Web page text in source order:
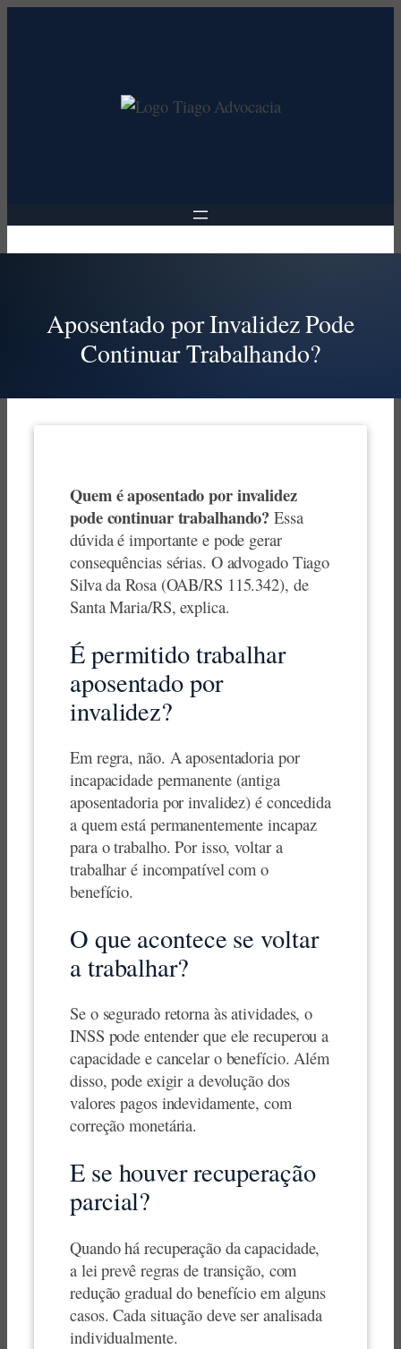
Aposentado por Invalidez Pode
Continuar Trabalhando?
Quem é aposentado por invalidez
pode continuar trabalhando? Essa
dúvida é importante e pode gerar
consequências sérias. O advogado Tiago
Silva da Rosa (OAB/RS 115.342), de
Santa Maria/RS, explica.
É permitido trabalhar
aposentado por
invalidez?
Em regra, não. A aposentadoria por
incapacidade permanente (antiga
aposentadoria por invalidez) é concedida
a quem está permanentemente incapaz
para o trabalho. Por isso, voltar a
trabalhar é incompatível com o
benefício.
O que acontece se voltar
a trabalhar?
Se o segurado retorna às atividades, o
INSS pode entender que ele recuperou a
capacidade e cancelar o benefício. Além
disso, pode exigir a devolução dos
valores pagos indevidamente, com
correção monetária.
E se houver recuperação
parcial?
Quando há recuperação da capacidade,
a lei prevê regras de transição, com
redução gradual do benefício em alguns
casos. Cada situação deve ser analisada
individualmente.